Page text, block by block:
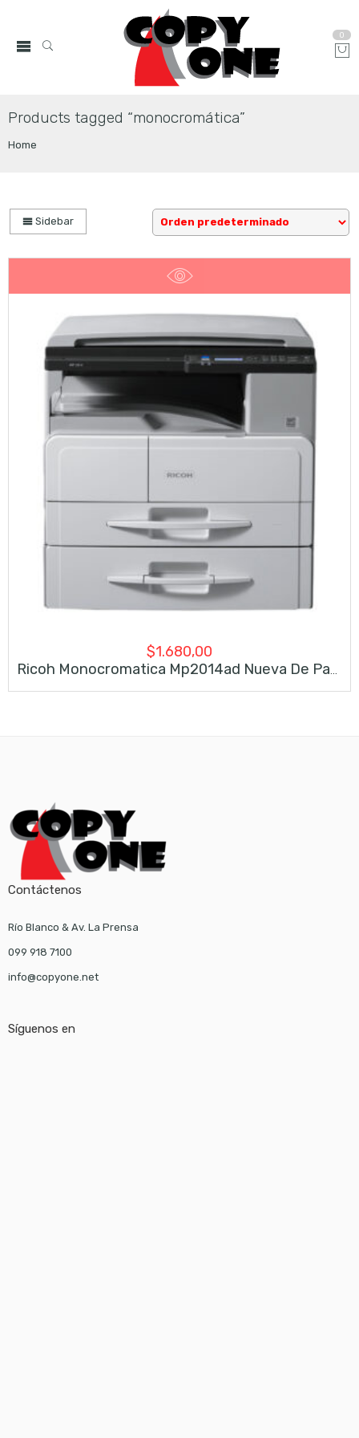
0
Products tagged “monocromática”
Home
Sidebar
$1.680,00
Contáctenos
Río Blanco & Av. La Prensa
099 918 7100
info@copyone.net
Síguenos en